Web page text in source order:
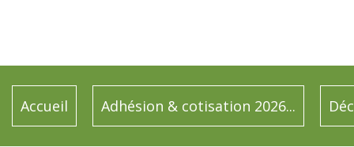
Accueil Adhésion & cotisation 2026...